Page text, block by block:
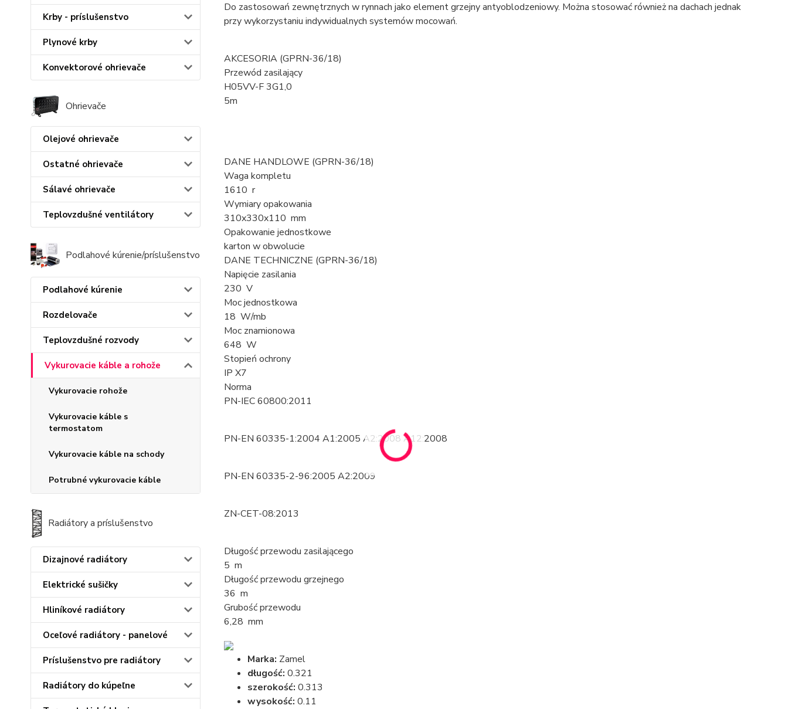
Krby - príslušenstvo
Plynové krby
Konvektorové ohrievače
Ohrievače
Olejové ohrievače
Ostatné ohrievače
Sálavé ohrievače
Teplovzdušné ventilátory
Podlahové kúrenie/príslušenstvo
Podlahové kúrenie
Rozdelovače
Teplovzdušné rozvody
Vykurovacie káble a rohože
Vykurovacie rohože
Vykurovacie káble s
termostatom
Vykurovacie káble na schody
Potrubné vykurovacie káble
Radiátory a príslušenstvo
Dizajnové radiátory
Elektrické sušičky
Hliníkové radiátory
Oceľové radiátory - panelové
Príslušenstvo pre radiátory
Radiátory do kúpeľne
Do zastosowań zewnętrznych w rynnach jako element grzejny antyoblodzeniowy. Można stosować również na dachach jednak
przy wykorzystaniu indywidualnych systemów mocowań.
AKCESORIA (GPRN-36/18)
Przewód zasilający
H05VV-F 3G1,0
5m
DANE HANDLOWE (GPRN-36/18)
Waga kompletu
1610 r
Wymiary opakowania
310x330x110 mm
Opakowanie jednostkowe
karton w obwolucie
DANE TECHNICZNE (GPRN-36/18)
Napięcie zasilania
230 V
Moc jednostkowa
18 W/mb
Moc znamionowa
648 W
Stopień ochrony
IP X7
Norma
PN-IEC 60800:2011
PN-EN 60335-1:2004 A1:2005 A2:2008 A12:2008
PN-EN 60335-2-96:2005 A2:2009
ZN-CET-08:2013
Długość przewodu zasilającego
5 m
Długość przewodu grzejnego
36 m
Grubość przewodu
6,28 mm
Marka: Zamel
długość: 0.321
szerokość: 0.313
wysokość: 0.11